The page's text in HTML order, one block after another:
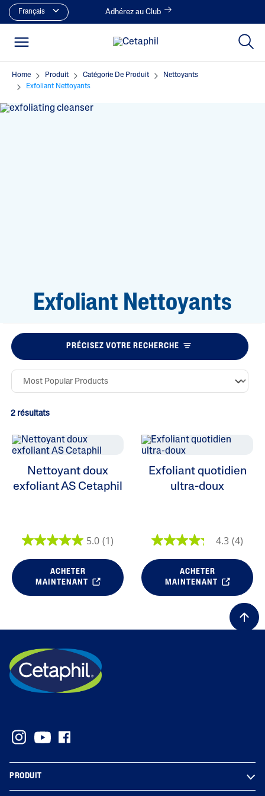
Français Adhérez au Club
Home Produit Catégorie De Produit
Nettoyants
Exfoliant Nettoyants
Exfoliant Nettoyants
PRÉCISEZ VOTRE RECHERCHE
ALL FILTERS
Type De Peau
2 résultats
Nettoyant doux
exfoliant AS Cetaphil
5.0 (1)
ACHETER
MAINTENANT
Exfoliant quotidien
ultra-doux
4.3 (4)
ACHETER
MAINTENANT
PRODUIT